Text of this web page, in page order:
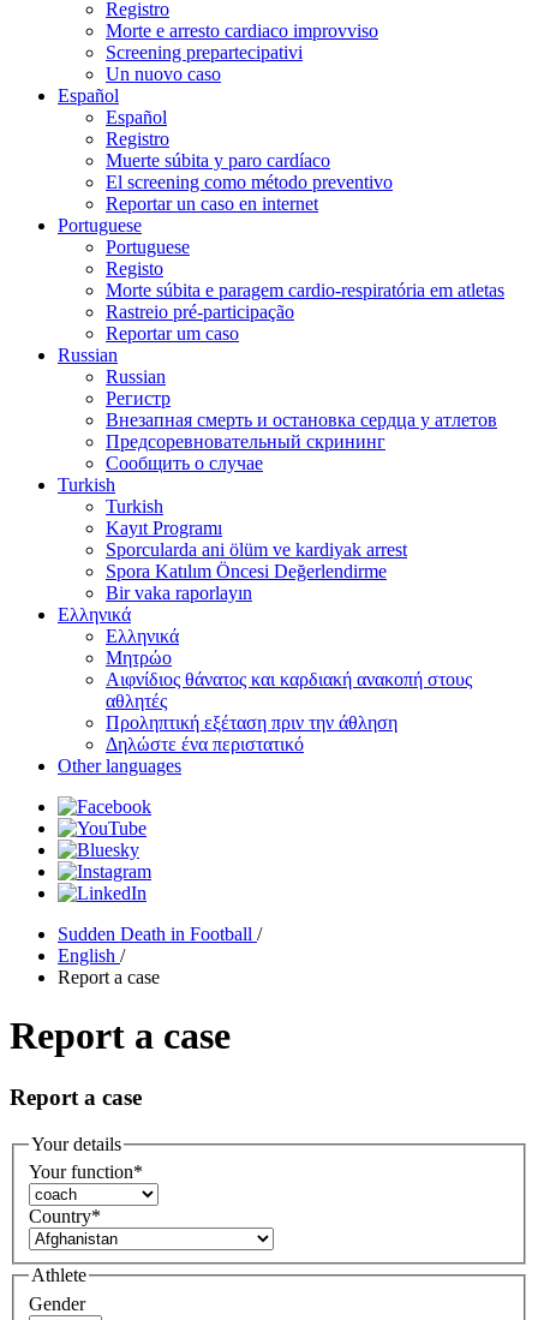
Registro
Morte e arresto cardiaco improvviso
Screening prepartecipativi
Un nuovo caso
Español
Español
Registro
Muerte súbita y paro cardíaco
El screening como método preventivo
Reportar un caso en internet
Portuguese
Portuguese
Registo
Morte súbita e paragem cardio-respiratória em atletas
Rastreio pré-participação
Reportar um caso
Russian
Russian
Регистр
Внезапная смерть и остановка сердца у атлетов
Предсоревновательный скрининг
Сообщить о случае
Turkish
Turkish
Kayıt Programı
Sporcularda ani ölüm ve kardiyak arrest
Spora Katılım Öncesi Değerlendirme
Bir vaka raporlayın
Ελληνικά
Ελληνικά
Μητρώο
Αιφνίδιος θάνατος και καρδιακή ανακοπή στους
αθλητές
Προληπτική εξέταση πριν την άθληση
Δηλώστε ένα περιστατικό
Other languages
Sudden Death in Football /
English /
Report a case
Report a case
Report a case
Your details
Your function*
Country*
Athlete
Gender